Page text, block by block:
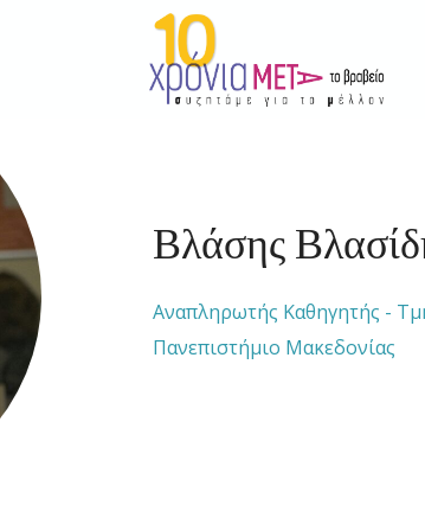
Βλάσης
Αναπληρωτής Καθηγητής -
Πανεπιστήμιο Μακεδονίας